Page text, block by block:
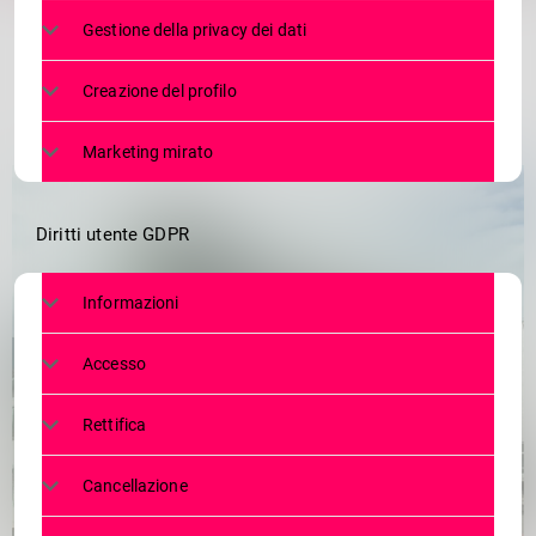
Gestione della privacy dei dati
Creazione del profilo
Marketing mirato
Diritti utente GDPR
Informazioni
Accesso
Rettifica
Cancellazione